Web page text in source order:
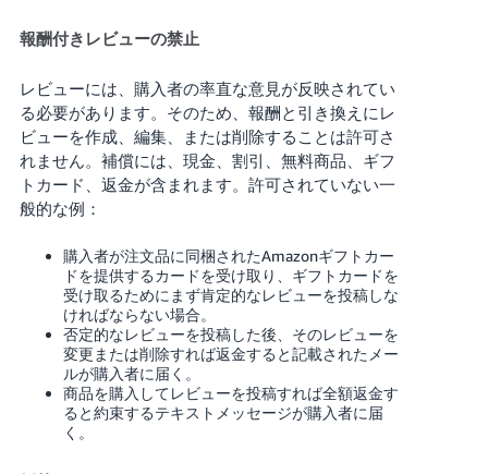
報酬付きレビューの禁止
レビューには、購入者の率直な意見が反映されてい
る必要があります。そのため、報酬と引き換えにレ
ビューを作成、編集、または削除することは許可さ
れません。補償には、現金、割引、無料商品、ギフ
トカード、返金が含まれます。許可されていない一
般的な例：
購入者が注文品に同梱されたAmazonギフトカー
ドを提供するカードを受け取り、ギフトカードを
受け取るためにまず肯定的なレビューを投稿しな
ければならない場合。
否定的なレビューを投稿した後、そのレビューを
変更または削除すれば返金すると記載されたメー
ルが購入者に届く。
商品を購入してレビューを投稿すれば全額返金す
ると約束するテキストメッセージが購入者に届
く。